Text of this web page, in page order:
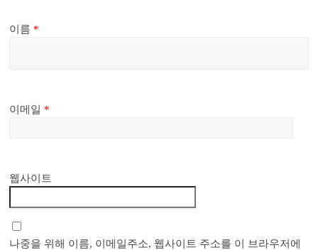
이름 *
이메일 *
웹사이트
나중을 위해 이름, 이메일주소, 웹사이트 주소를 이 브라우저에